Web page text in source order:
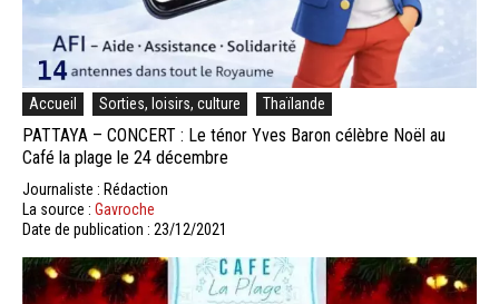
Accueil Sorties, loisirs, culture Thaïlande
PATTAYA – CONCERT : Le ténor Yves Baron célèbre Noël au
Café la plage le 24 décembre
Journaliste : Rédaction
La source : Gavroche
Date de publication : 23/12/2021